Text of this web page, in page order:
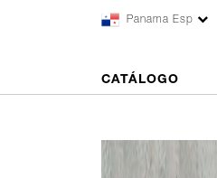
Panama Esp
CATÁLOGO